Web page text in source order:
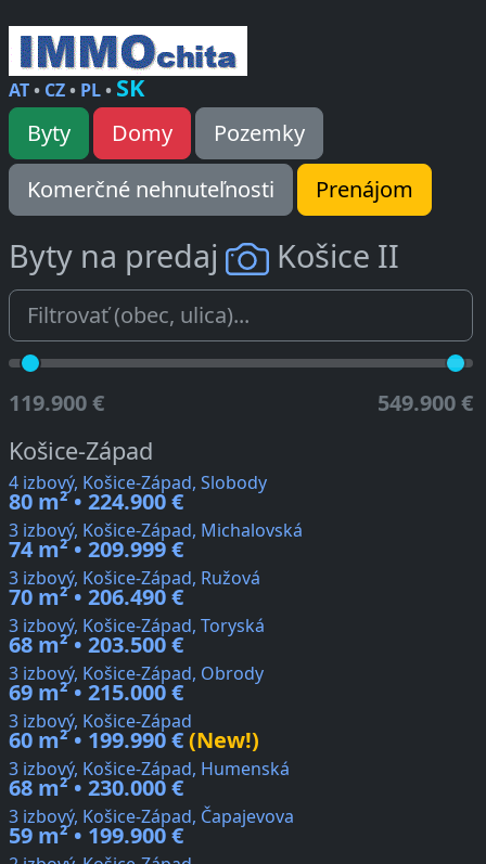
AT• CZ• PL• SK
Byty Domy
Pozemky
Komerčné nehnuteľnosti
Prenájom
Byty na predaj Košice II
119.900 € 549.900 €
Košice-Západ
4 izbový, Košice-Západ, Slobody
80 m² • 224.900 €
3 izbový, Košice-Západ, Michalovská
74 m² • 209.999 €
3 izbový, Košice-Západ, Ružová
70 m² • 206.490 €
3 izbový, Košice-Západ, Toryská
68 m² • 203.500 €
3 izbový, Košice-Západ, Obrody
69 m² • 215.000 €
3 izbový, Košice-Západ
60 m² • 199.990 €(New!)
3 izbový, Košice-Západ, Humenská
68 m² • 230.000 €
3 izbový, Košice-Západ, Čapajevova
59 m² • 199.900 €